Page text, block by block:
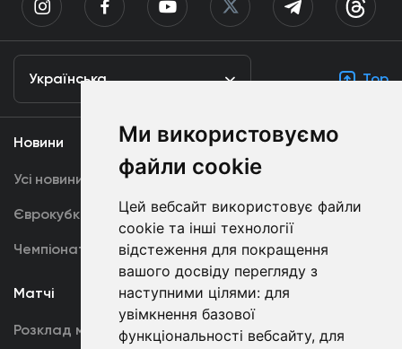
Ми використовуємо
файли cookie
Цей вебсайт використовує файли
cookie та інші технології
відстеження для покращення
вашого досвіду перегляду з
наступними цілями: для
увімкнення базової
функціональності вебсайту, для
Українська Top
Новини
Усі новини
Єврокубки
Чемпіонат України
Медіа
Динамо TV
Фотогалерея
Акредитація
Матчі
Розклад матчів
Команда
Перша команда